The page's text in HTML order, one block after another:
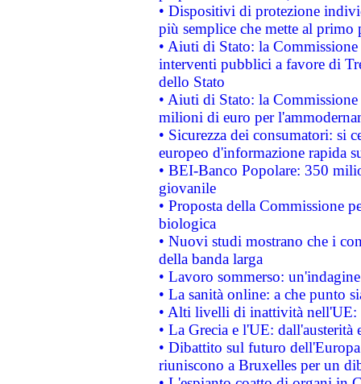
• Dispositivi di protezione
più semplice che mette al primo
• Aiuti di Stato: la
interventi pubblici a favore di
dello Stato
• Aiuti di Stato: la
milioni di euro per
• Sicurezza dei consumatori: si
europeo d'informazione rapida
• BEI-Banco Popolare: 350
giovanile
• Proposta della Commissione
biologica
• Nuovi studi mostrano che i
della banda larga
• Lavoro sommerso:
• La sanità online: a che punto
• Alti livelli di inattività nell'UE:
• La Grecia e l'UE: dall'austerità
• Dibattito sul futuro
riuniscono a Bruxelles per un